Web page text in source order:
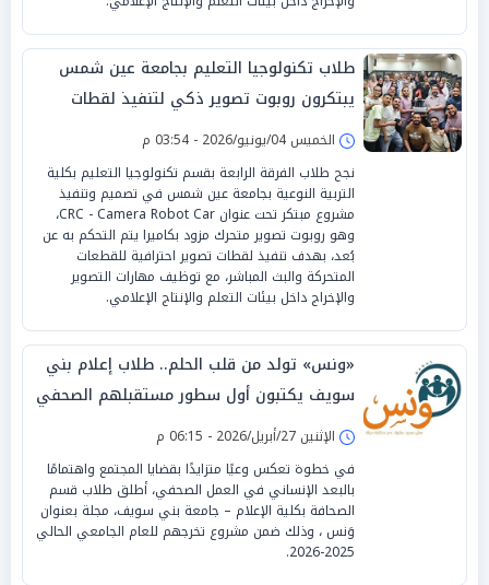
طلاب تكنولوجيا التعليم بجامعة عين شمس
يبتكرون روبوت تصوير ذكي لتنفيذ لقطات
احترافية ودعم إنتاج الفيديو التعليمي
الخميس 04/يونيو/2026 - 03:54 م
نجح طلاب الفرقة الرابعة بقسم تكنولوجيا التعليم بكلية
التربية النوعية بجامعة عين شمس في تصميم وتنفيذ
مشروع مبتكر تحت عنوان CRC - Camera Robot Car،
وهو روبوت تصوير متحرك مزود بكاميرا يتم التحكم به عن
بُعد، بهدف تنفيذ لقطات تصوير احترافية للقطعات
المتحركة والبث المباشر، مع توظيف مهارات التصوير
والإخراج داخل بيئات التعلم والإنتاج الإعلامي.
«ونس» تولد من قلب الحلم.. طلاب إعلام بني
سويف يكتبون أول سطور مستقبلهم الصحفي
الإثنين 27/أبريل/2026 - 06:15 م
في خطوة تعكس وعيًا متزايدًا بقضايا المجتمع واهتمامًا
بالبعد الإنساني في العمل الصحفي، أطلق طلاب قسم
الصحافة بكلية الإعلام – جامعة بني سويف، مجلة بعنوان
وَنس ، وذلك ضمن مشروع تخرجهم للعام الجامعي الحالي
2025-2026.